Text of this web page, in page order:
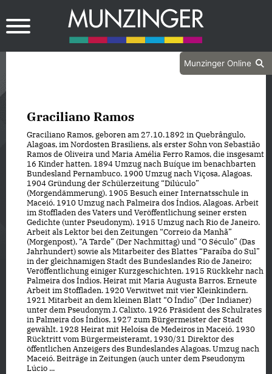
Munzinger Online
Graciliano Ramos
Graciliano Ramos, geboren am 27. 10. 1892 in Quebrângulo,
Alagoas, im Nordosten Brasiliens, als erster Sohn von Sebastião
Ramos de Oliveira und Maria Amélia Ferro Ramos, die insgesamt
16 Kinder hatten. 1894 Umzug nach Buíque im benachbarten
Bundesland Pernambuco. 1900 Umzug nach Viçosa, Alagoas.
1904 Gründung der Schülerzeitung “Dilúculo”
(Morgendämmerung). 1905 Besuch einer Internatsschule in
Maceió. 1910 Umzug nach Palmeira dos Índios, Alagoas. Arbeit
im Stoffladen des Vaters und Veröffentlichung seiner ersten
Gedichte (unter Pseudonym). 1915 Umzug nach Rio de Janeiro.
Arbeit als Lektor bei den Zeitungen “Correio da Manhã”
(Morgenpost), “A Tarde” (Der Nachmittag) und “O Século” (Das
Jahrhundert) sowie als Mitarbeiter des Blattes “Paraíba do Sul”
in der gleichnamigen Stadt des Bundeslandes Rio de Janeiro;
Veröffentlichung einiger Kurzgeschichten. 1915 Rückkehr nach
Palmeira dos Índios. Heirat mit Maria Augusta Barros. Erneute
Arbeit im Stoffladen. 1920 Verwitwet mit vier Kleinkindern.
1921 Mitarbeit an dem kleinen Blatt “O Índio” (Der Indianer)
unter dem Pseudonym J. Calixto. 1926 Präsident des Schulrates
in Palmeira dos Índios, 1927 zum Bürgermeister der Stadt
gewählt. 1928 Heirat mit Heloísa de Medeiros in Maceió. 1930
Rücktritt vom Bürgermeisteramt, 1930/31 Direktor des
öffentlichen Anzeigers des Bundeslandes Alagoas. Umzug nach
Maceió. Beiträge in Zeitungen (auch unter dem Pseudonym
Lúcio ...